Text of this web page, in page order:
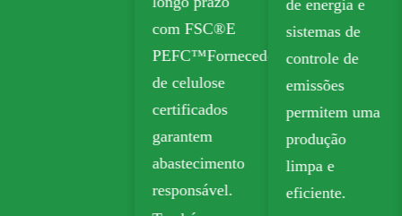
PEFC™Fornecedores
de energia e
sistemas de
controle de
emissões
permitem uma
produção
limpa e
eficiente.
placa de caixa
dobrável
(FBB) e a
placa de
marfim para
embalagens
sustentáveis.
O papel kraft